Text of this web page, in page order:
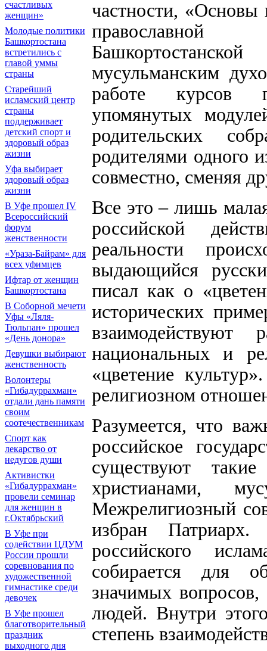
счастливых
женщин»
Молодые политики
Башкортостана
встретились с
главой уммы
страны
Старейший
исламский центр
страны
поддерживает
детский спорт и
здоровый образ
жизни
Уфа выбирает
здоровый образ
жизни
В Уфе прошел IV
Всероссийский
форум
женственности
«Ураза-Байрам» для
всех уфимцев
Ифтар от женщин
Башкортостана
В Соборной мечети
Уфы «Ляля-
Тюльпан» прошел
«День донора»
Девушки выбирают
женственность
Волонтеры
«Гибадуррахман»
отдали дань памяти
своим
соотечественникам
Спорт как
лекарство от
недугов души
Активистки
«Гибадуррахман»
провели семинар
для женщин в
г.Октябрьский
В Уфе при
содействии ЦДУМ
России прошли
соревнования по
художественной
гимнастике среди
девочек
В Уфе прошел
благотворительный
праздник
выходного дня
частности,
православной
мусульманским
работе курсов
упомянутых
родительских
родителями одного
совместно, сменяя
Все это – лишь
российской
реальности
выдающийся
писал как о
исторических
взаимодействуют
национальных и
«цветение
религиозном
Разумеется, что
российское
существуют
христианами,
Межрелигиозный
избран
российского
собирается для
значимых
людей. Внутри
степень